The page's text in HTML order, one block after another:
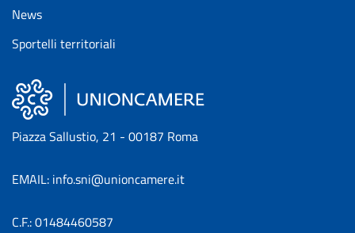
News
Sportelli territoriali
Piazza Sallustio, 21 - 00187 Roma
EMAIL: info.sni@unioncamere.it
C.F.: 01484460587